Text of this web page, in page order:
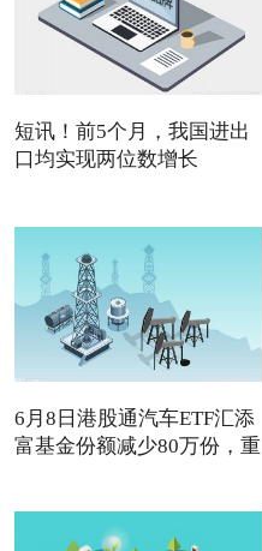
短讯！前5个月，我国进出
口均实现两位数增长
6月8日港股通汽车ETF汇添
富基金份额减少80万份，重